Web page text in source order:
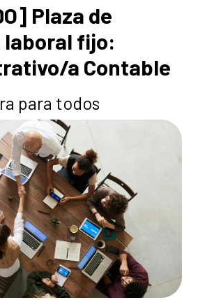
Plaza de
laboral fijo:
a Contable
para todos